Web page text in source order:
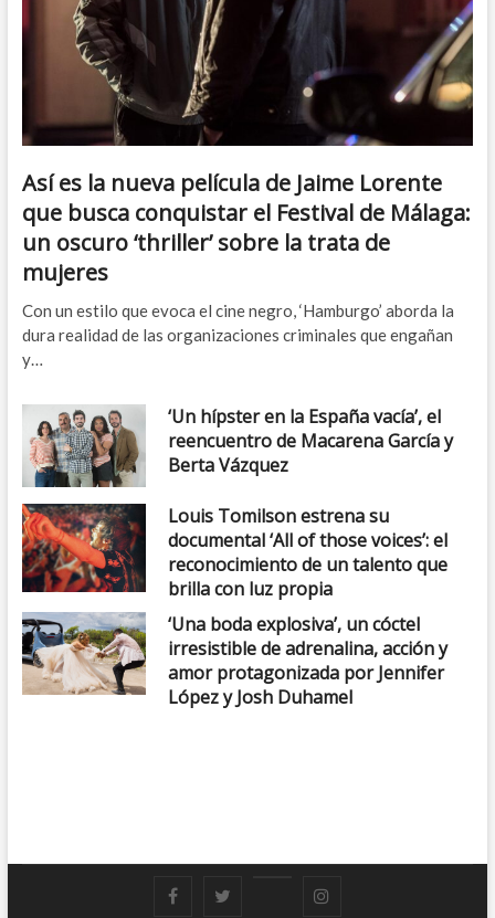
Así es la nueva película de Jaime Lorente
que busca conquistar el Festival de Málaga:
un oscuro ‘thriller’ sobre la trata de
mujeres
Con un estilo que evoca el cine negro, ‘Hamburgo’ aborda la
dura realidad de las organizaciones criminales que engañan
y…
‘Un hípster en la España vacía’, el
reencuentro de Macarena García y
Berta Vázquez
Louis Tomilson estrena su
documental ‘All of those voices’: el
reconocimiento de un talento que
brilla con luz propia
‘Una boda explosiva’, un cóctel
irresistible de adrenalina, acción y
amor protagonizada por Jennifer
López y Josh Duhamel
F